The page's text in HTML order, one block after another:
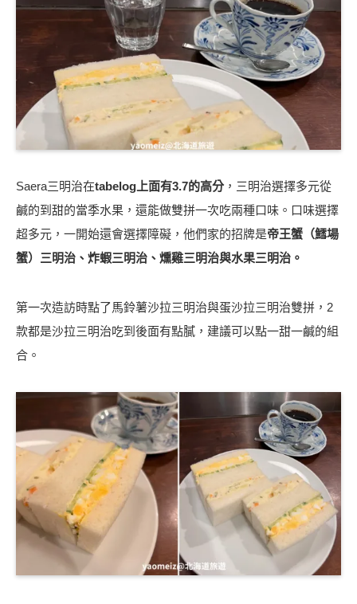
Saera三明治在tabelog上面有3.7的高分 ，三明治選擇多元從
鹹的到甜的當季水果，還能做雙拼一次吃兩種口味。口味選擇
超多元，一開始還會選擇障礙，他們家的招牌是帝王蟹（鱈場
蟹）三明治、炸蝦三明治、燻雞三明治與水果三明治。
第一次造訪時點了馬鈴薯沙拉三明治與蛋沙拉三明治雙拼，2
款都是沙拉三明治吃到後面有點膩，建議可以點一甜一鹹的組
合。